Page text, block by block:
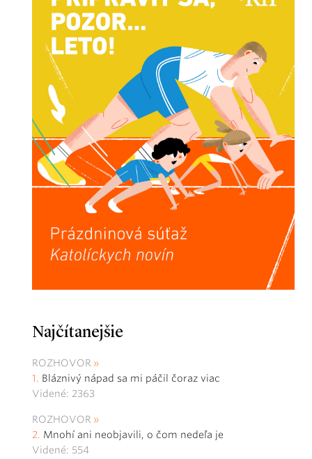
Najčítanejšie
ROZHOVOR
Bláznivý nápad sa mi páčil čoraz viac
Videné: 2363
ROZHOVOR
Mnohí ani neobjavili, o čom nedeľa je
Videné: 554